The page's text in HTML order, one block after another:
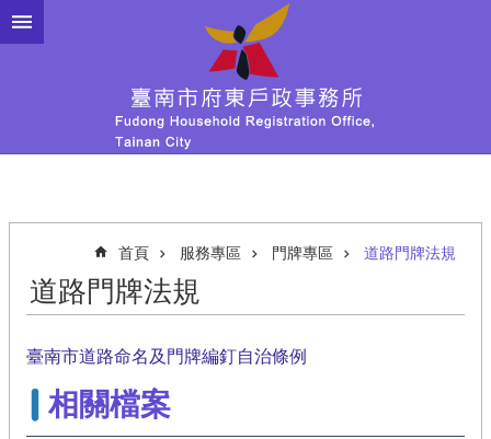
跳到主要內容區塊
首頁 服務專區 門牌專區 道路門牌法規
道路門牌法規
臺南市道路命名及門牌編釘自治條例
相關檔案